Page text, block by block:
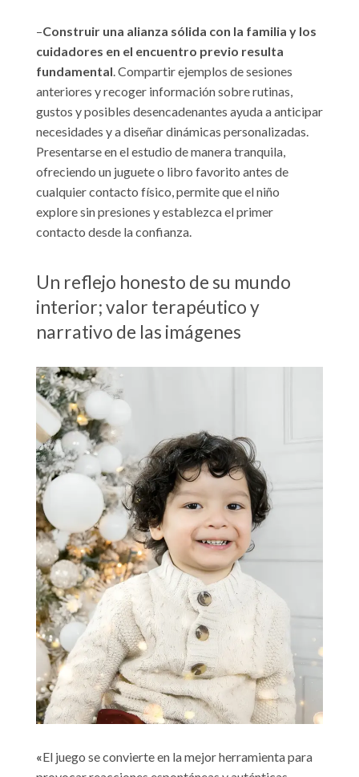
–Construir una alianza sólida con la familia y los
cuidadores en el encuentro previo resulta
fundamental. Compartir ejemplos de sesiones
anteriores y recoger información sobre rutinas,
gustos y posibles desencadenantes ayuda a anticipar
necesidades y a diseñar dinámicas personalizadas.
Presentarse en el estudio de manera tranquila,
ofreciendo un juguete o libro favorito antes de
cualquier contacto físico, permite que el niño
explore sin presiones y establezca el primer
contacto desde la confianza.
Un reflejo honesto de su mundo
interior; valor terapéutico y
narrativo de las imágenes
«El juego se convierte en la mejor herramienta para